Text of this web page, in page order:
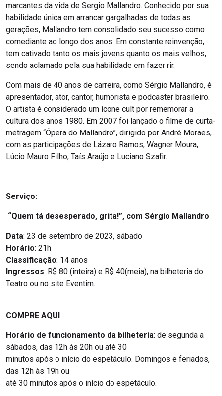
marcantes da vida de Sergio Mallandro. Conhecido por sua
habilidade única em arrancar gargalhadas de todas as
gerações, Mallandro tem consolidado seu sucesso como
comediante ao longo dos anos. Em constante reinvenção,
tem cativado tanto os mais jovens quanto os mais velhos,
sendo aclamado pela sua habilidade em fazer rir.
Com mais de 40 anos de carreira, como Sérgio Mallandro, é
apresentador, ator, cantor, humorista e podcaster brasileiro.
O artista é considerado um ícone cult por rememorar a
cultura dos anos 1980. Em 2007 foi lançado o filme de curta-
metragem “Ópera do Mallandro”, dirigido por André Moraes,
com as participações de Lázaro Ramos, Wagner Moura,
Lúcio Mauro Filho, Taís Araújo e Luciano Szafir.
Serviço:
“Quem tá desesperado, grita!”, com Sérgio Mallandro
Data: 23 de setembro de 2023, sábado
Horário: 21h
Classificação: 14 anos
Ingressos: R$ 80 (inteira) e R$ 40(meia), na bilheteria do
Teatro ou no site Eventim.
COMPRE AQUI
Horário de funcionamento da bilheteria: de segunda a
sábados, das 12h às 20h ou até 30
minutos após o início do espetáculo. Domingos e feriados,
das 12h às 19h ou
até 30 minutos após o início do espetáculo.